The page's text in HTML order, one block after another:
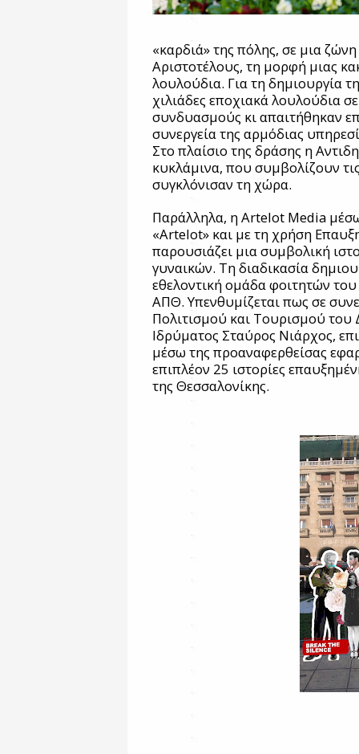
«καρδιά» της πόλης, σε μια
Αριστοτέλους, τη μορφή μιας
λουλούδια. Για τη δημιουργία
χιλιάδες εποχιακά λουλούδια
συνδυασμούς κι απαιτήθηκαν
συνεργεία της αρμόδιας
Στο πλαίσιο της δράσης η
κυκλάμινα, που συμβολίζουν
συγκλόνισαν τη χώρα.
Παράλληλα, η Artelot Media
«Artelot» και με τη χρήση
παρουσιάζει μια συμβολική
γυναικών. Τη διαδικασία
εθελοντική ομάδα φοιτητών
ΑΠΘ. Υπενθυμίζεται πως σε
Πολιτισμού και Τουρισμού
Ιδρύματος Σταύρος Νιάρχος,
μέσω της προαναφερθείσας
επιπλέον 25 ιστορίες
της Θεσσαλονίκης.